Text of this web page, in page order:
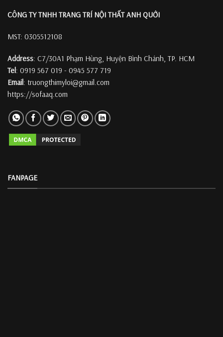
CÔNG TY TNHH TRANG TRÍ NỘI THẤT ANH QUỚI
MST: 0305512108
Address: C7/30A1 Phạm Hùng, Huyện Bình Chánh, TP. HCM
Tel: 0919 567 019 - 0945 577 719
Email: truongthimyloi@gmail.com
https://sofaaq.com
FANPAGE